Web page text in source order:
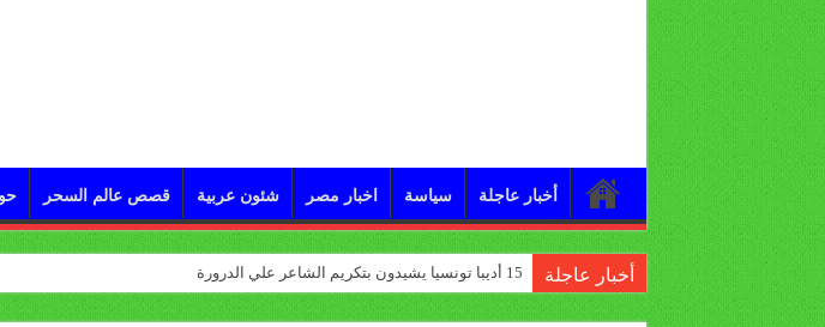
أخبار عاجلة سياسة اخبار مصر شئون عربية قصص عالم السحر
أخبار عاجلة 15 أديبا تونسيا يشيدون بتكريم الشاعر علي الدرورة